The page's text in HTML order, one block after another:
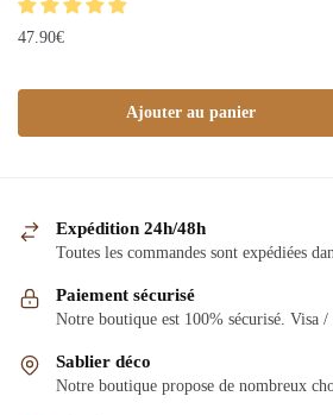
47.90€
Ajouter au panier
Expédition 24h/48h
Toutes les commandes sont expédiées
Paiement sécurisé
Notre boutique est 100% sécurisé. Visa
Sablier déco
Notre boutique propose de nombreux